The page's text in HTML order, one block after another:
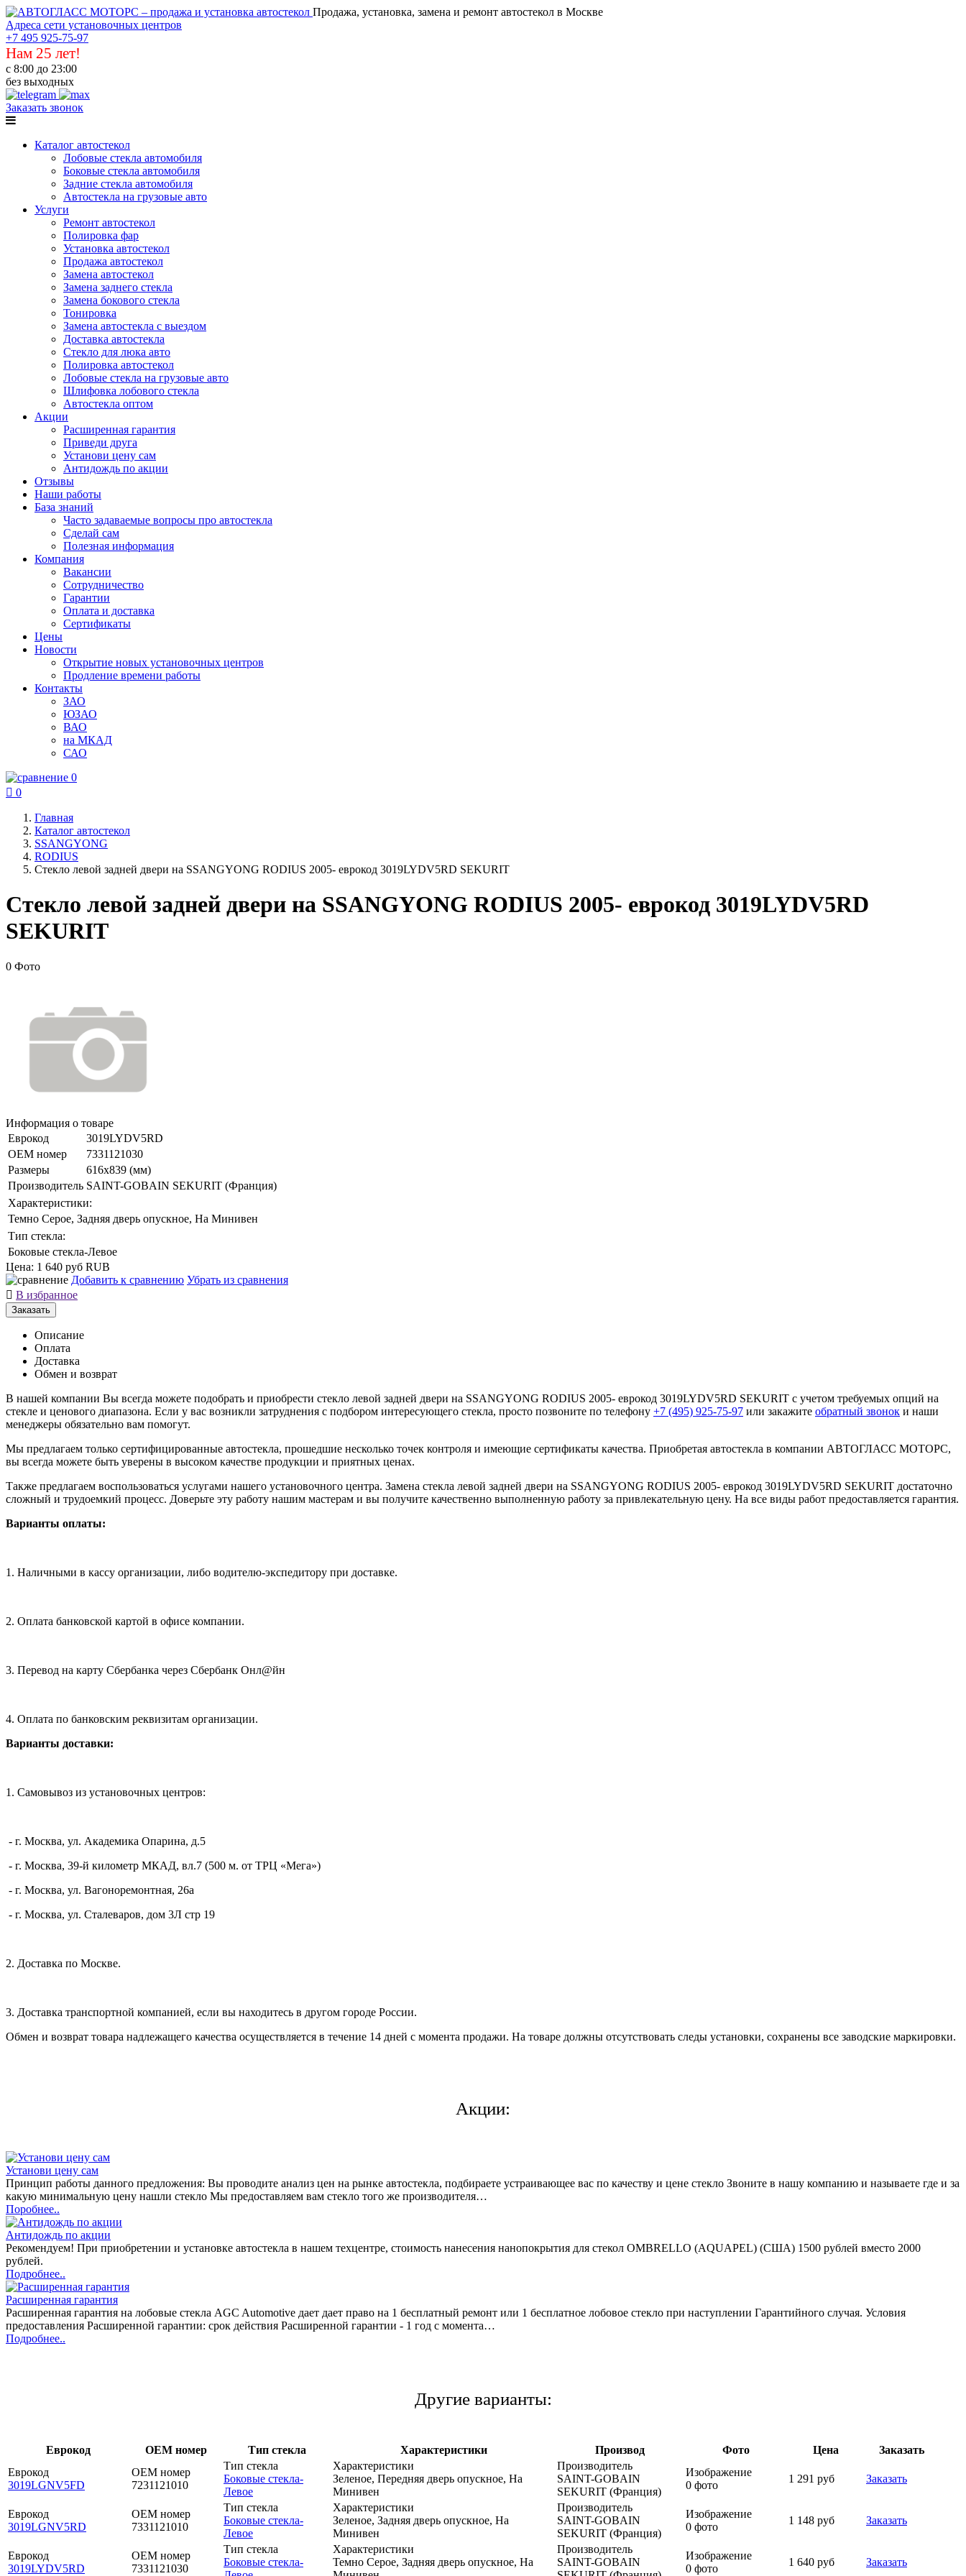
Продажа, установка, замена и ремонт автостекол в Москве
Адреса сети установочных центров
+7 495 925-75-97
Нам 25 лет!
с 8:00 до 23:00
без выходных
Заказать звонок
Каталог автостекол
Лобовые стекла автомобиля
Боковые стекла автомобиля
Задние стекла автомобиля
Автостекла на грузовые авто
Услуги
Ремонт автостекол
Полировка фар
Установка автостекол
Продажа автостекол
Замена автостекол
Замена заднего стекла
Замена бокового стекла
Тонировка
Замена автостекла с выездом
Доставка автостекла
Стекло для люка авто
Полировка автостекол
Лобовые стекла на грузовые авто
Шлифовка лобового стекла
Автостекла оптом
Акции
Расширенная гарантия
Приведи друга
Установи цену сам
Антидождь по акции
Отзывы
Наши работы
База знаний
Часто задаваемые вопросы про автостекла
Сделай сам
Полезная информация
Компания
Вакансии
Сотрудничество
Гарантии
Оплата и доставка
Сертификаты
Цены
Новости
Открытие новых установочных центров
Продление времени работы
Контакты
ЗАО
ЮЗАО
ВАО
на МКАД
САО
0
 0
Главная
Каталог автостекол
SSANGYONG
RODIUS
Стекло левой задней двери на SSANGYONG RODIUS 2005- еврокод 3019LYDV5RD SEKURIT
Стекло левой задней двери на SSANGYONG RODIUS 2005- еврокод 3019LYDV5RD
SEKURIT
0 Фото
Информация о товаре
Еврокод
3019LYDV5RD
ОЕМ номер
7331121030
Размеры
616x839 (мм)
Производитель SAINT-GOBAIN SEKURIT (Франция)
Характеристики:
Темно Серое, Задняя дверь опускное, На Минивен
Тип стекла:
Боковые стекла-Левое
Цена: 1 640 руб RUB
Добавить к сравнению Убрать из сравнения
 В избранное
Заказать
Описание
Оплата
Доставка
Обмен и возврат
В нашей компании Вы всегда можете подобрать и приобрести стекло левой задней двери на SSANGYONG RODIUS 2005- еврокод 3019LYDV5RD SEKURIT с учетом требуемых опций на
стекле и ценового диапазона. Если у вас возникли затруднения с подбором интересующего стекла, просто позвоните по телефону +7 (495) 925-75-97 или закажите обратный звонок и наши
менеджеры обязательно вам помогут.
Мы предлагаем только сертифицированные автостекла, прошедшие несколько точек контроля и имеющие сертификаты качества. Приобретая автостекла в компании АВТОГЛАСС МОТОРС,
вы всегда можете быть уверены в высоком качестве продукции и приятных ценах.
Также предлагаем воспользоваться услугами нашего установочного центра. Замена стекла левой задней двери на SSANGYONG RODIUS 2005- еврокод 3019LYDV5RD SEKURIT достаточно
сложный и трудоемкий процесс. Доверьте эту работу нашим мастерам и вы получите качественно выполненную работу за привлекательную цену. На все виды работ предоставляется гарантия.
Варианты оплаты:
1. Наличными в кассу организации, либо водителю-экспедитору при доставке.
2. Оплата банковской картой в офисе компании.
3. Перевод на карту Сбербанка через Сбербанк Онл@йн
4. Оплата по банковским реквизитам организации.
Варианты доставки:
1. Самовывоз из установочных центров:
- г. Москва, ул. Академика Опарина, д.5
- г. Москва, 39-й километр МКАД, вл.7 (500 м. от ТРЦ «Мега»)
- г. Москва, ул. Вагоноремонтная, 26а
- г. Москва, ул. Сталеваров, дом 3Л стр 19
2. Доставка по Москве.
3. Доставка транспортной компанией, если вы находитесь в другом городе России.
Обмен и возврат товара надлежащего качества осуществляется в течение 14 дней с момента продажи. На товаре должны отсутствовать следы установки, сохранены все заводские маркировки.
Акции:
Установи цену сам
Принцип работы данного предложения: Вы проводите анализ цен на рынке автостекла, подбираете устраивающее вас по качеству и цене стекло Звоните в нашу компанию и называете где и за
какую минимальную цену нашли стекло Мы предоставляем вам стекло того же производителя…
Поробнее..
Антидождь по акции
Рекомендуем! При приобретении и установке автостекла в нашем техцентре, стоимость нанесения нанопокрытия для стекол OMBRELLO (AQUAPEL) (США) 1500 рублей вместо 2000
рублей.
Подробнее..
Расширенная гарантия
Расширенная гарантия на лобовые стекла AGC Automotive дает дает право на 1 бесплатный ремонт или 1 бесплатное лобовое стекло при наступлении Гарантийного случая. Условия
предоставления Расширенной гарантии: срок действия Расширенной гарантии - 1 год с момента…
Подробнее..
Другие варианты:
Еврокод OEM номер Тип стекла Характеристики Производ Фото Цена
Заказать
Еврокод
3019LGNV5FD
OEM номер
7231121010
Тип стекла
Боковые стекла-
Левое
Характеристики
Зеленое, Передняя дверь опускное, На
Минивен
Производитель
SAINT-GOBAIN
SEKURIT (Франция)
Изображение
0 фото
1 291 руб Заказать
Еврокод
3019LGNV5RD
OEM номер
7331121010
Тип стекла
Боковые стекла-
Левое
Характеристики
Зеленое, Задняя дверь опускное, На
Минивен
Производитель
SAINT-GOBAIN
SEKURIT (Франция)
Изображение
0 фото
1 148 руб Заказать
Еврокод
3019LYDV5RD
OEM номер
7331121030
Тип стекла
Боковые стекла-
Характеристики
Темно Серое, Задняя дверь опускное, На
Производитель
SAINT-GOBAIN
Изображение
0 фото
1 640 руб Заказать